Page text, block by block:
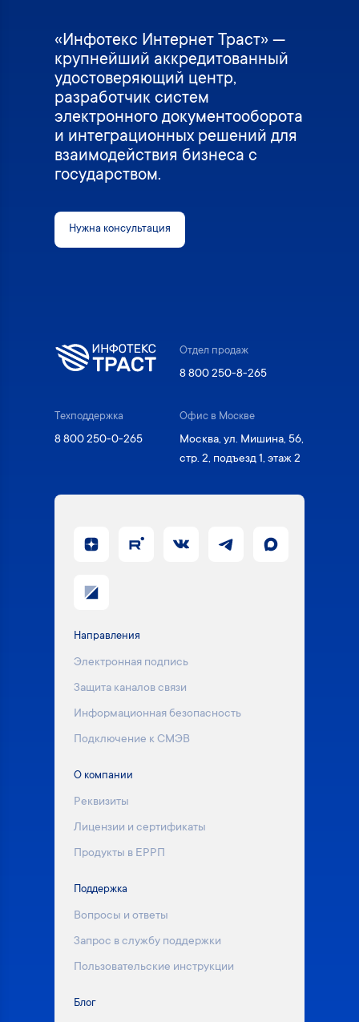
«Инфотекс Интернет Траст» —
крупнейший аккредитованный
удостоверяющий центр,
разработчик систем
электронного документооборота
и интеграционных решений для
взаимодействия бизнеса с
государством.
Нужна консультация
Отдел продаж
8 800 250-8-265
Техподдержка
8 800 250-0-265
Офис в Москве
Москва, ул. Мишина, 56,
стр. 2, подъезд 1, этаж 2
Направления
Электронная подпись
Защита каналов связи
Информационная безопасность
Подключение к СМЭВ
О компании
Реквизиты
Лицензии и сертификаты
Продукты в ЕРРП
Поддержка
Вопросы и ответы
Запрос в службу поддержки
Пользовательские инструкции
Блог